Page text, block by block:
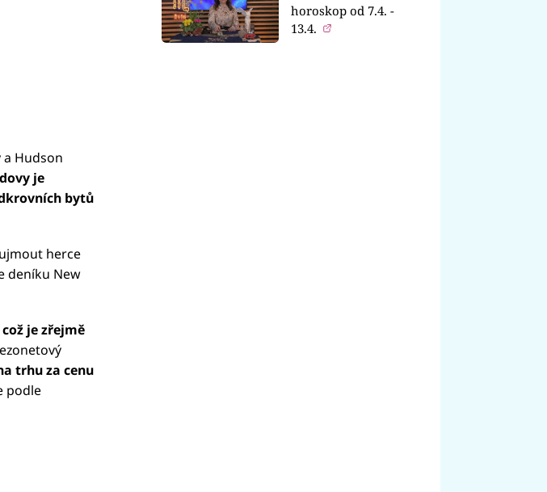
a Hudson
je
bytů
herce
deníku New
je zřejmě
trhu za cenu
podle
horoskop od 7.4. -
13.4.